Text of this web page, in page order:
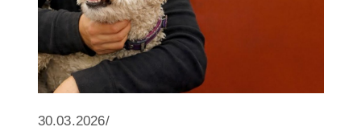
30.03.2026/